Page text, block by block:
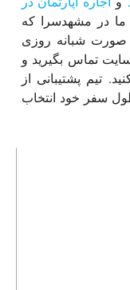
ما در مشهدسرا که
صورت شبانه روزی
تماس بگیرید و
تیم پشتیبانی از
سفر خود انتخاب